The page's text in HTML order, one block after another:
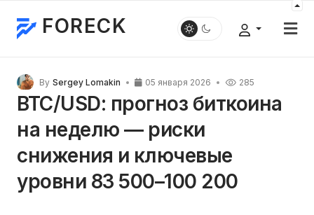
FORECK
By Sergey Lomakin 05 января 2026 285
BTC/USD: прогноз биткоина
на неделю — риски
снижения и ключевые
уровни 83 500–100 200